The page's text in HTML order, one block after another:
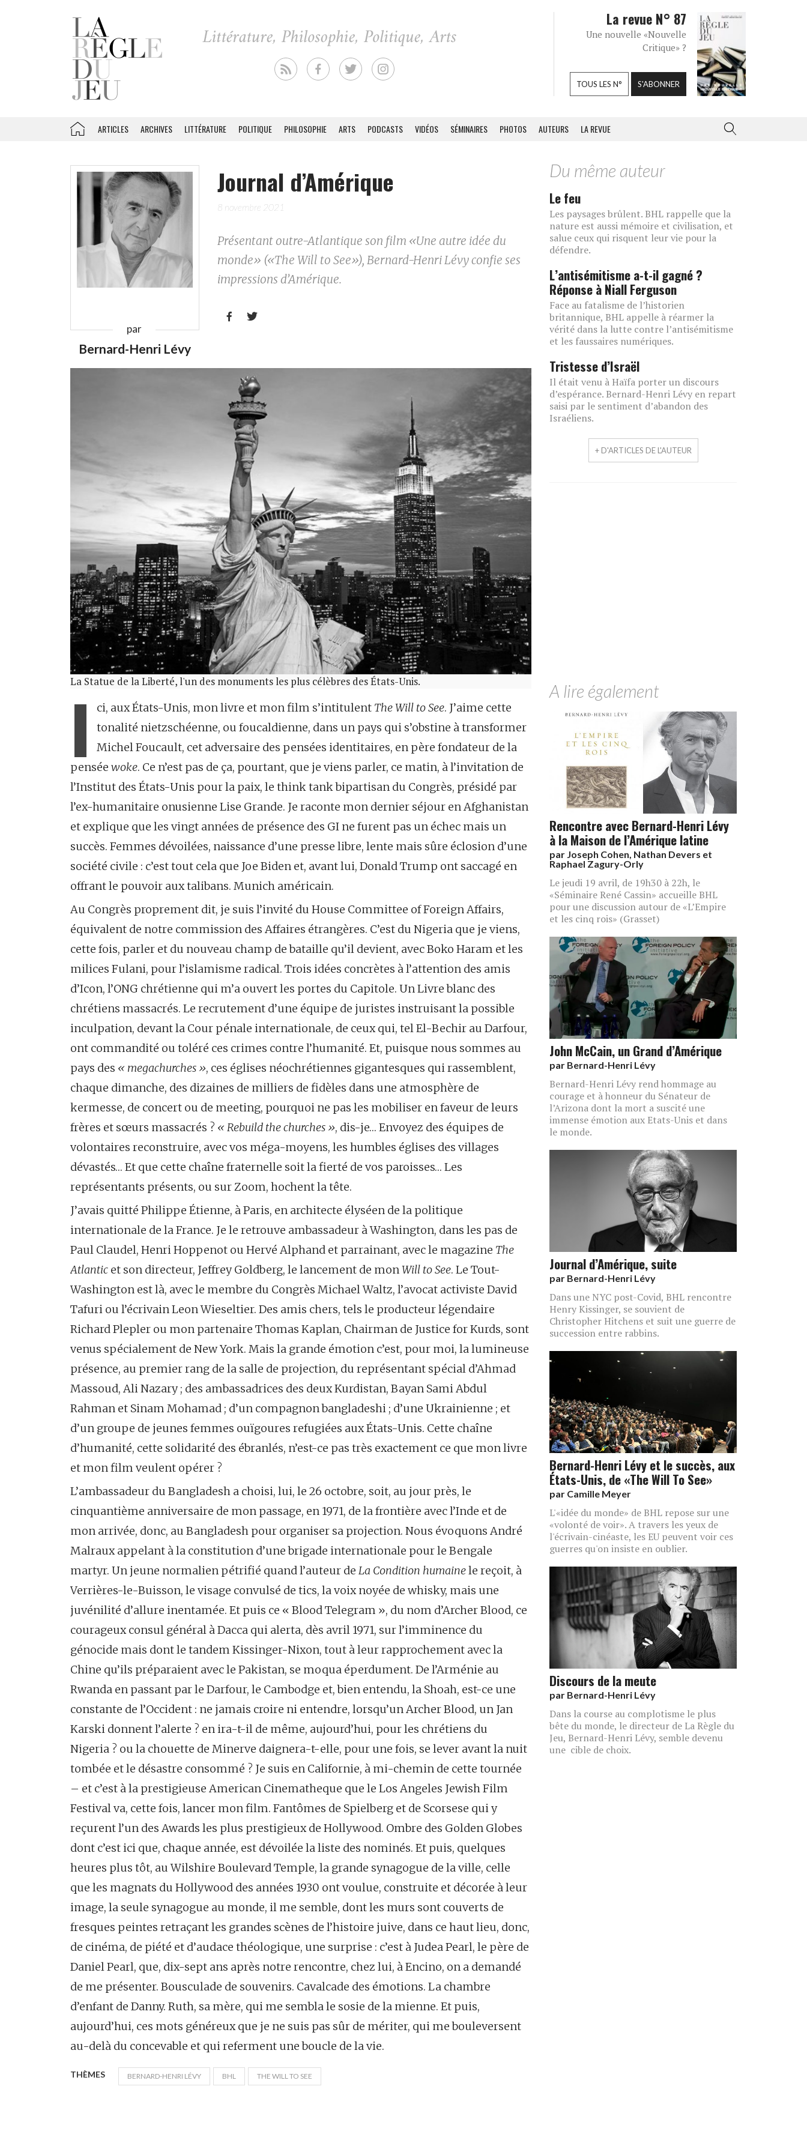
La revue N° 87
Une nouvelle «Nouvelle
Critique» ?
TOUS LES N° S'ABONNER
ARTICLES ARCHIVES LITTÉRATURE POLITIQUE PHILOSOPHIE ARTS PODCASTS VIDÉOS SÉMINAIRES PHOTOS AUTEURS LA REVUE
par
Bernard-Henri Lévy
Journal d’Amérique
8 novembre 2021
Présentant outre-Atlantique son film «Une autre idée du
monde» («The Will to See»), Bernard-Henri Lévy confie ses
impressions d’Amérique.
 
La Statue de la Liberté, l'un des monuments les plus célèbres des États-Unis.
I ci, aux États-Unis, mon livre et mon film s’intitulent The Will to See. J’aime cette
tonalité nietzschéenne, ou foucaldienne, dans un pays qui s’obstine à transformer
Michel Foucault, cet adversaire des pensées identitaires, en père fondateur de la
pensée woke. Ce n’est pas de ça, pourtant, que je viens parler, ce matin, à l’invitation de
l’Institut des États-Unis pour la paix, le think tank bipartisan du Congrès, présidé par
l’ex-humanitaire onusienne Lise Grande. Je raconte mon dernier séjour en Afghanistan
et explique que les vingt années de présence des GI ne furent pas un échec mais un
succès. Femmes dévoilées, naissance d’une presse libre, lente mais sûre éclosion d’une
société civile : c’est tout cela que Joe Biden et, avant lui, Donald Trump ont saccagé en
offrant le pouvoir aux talibans. Munich américain.
Au Congrès proprement dit, je suis l’invité du House Committee of Foreign Affairs,
équivalent de notre commission des Affaires étrangères. C’est du Nigeria que je viens,
cette fois, parler et du nouveau champ de bataille qu’il devient, avec Boko Haram et les
milices Fulani, pour l’islamisme radical. Trois idées concrètes à l’attention des amis
d’Icon, l’ONG chrétienne qui m’a ouvert les portes du Capitole. Un Livre blanc des
chrétiens massacrés. Le recrutement d’une équipe de juristes instruisant la possible
inculpation, devant la Cour pénale internationale, de ceux qui, tel El-Bechir au Darfour,
ont commandité ou toléré ces crimes contre l’humanité. Et, puisque nous sommes au
pays des « megachurches », ces églises néochrétiennes gigantesques qui rassemblent,
chaque dimanche, des dizaines de milliers de fidèles dans une atmosphère de
kermesse, de concert ou de meeting, pourquoi ne pas les mobiliser en faveur de leurs
frères et sœurs massacrés ? « Rebuild the churches », dis-je… Envoyez des équipes de
volontaires reconstruire, avec vos méga-moyens, les humbles églises des villages
dévastés… Et que cette chaîne fraternelle soit la fierté de vos paroisses… Les
représentants présents, ou sur Zoom, hochent la tête.
J’avais quitté Philippe Étienne, à Paris, en architecte élyséen de la politique
internationale de la France. Je le retrouve ambassadeur à Washington, dans les pas de
Paul Claudel, Henri Hoppenot ou Hervé Alphand et parrainant, avec le magazine The
Atlantic et son directeur, Jeffrey Goldberg, le lancement de monWill to See. Le Tout-
Washington est là, avec le membre du Congrès Michael Waltz, l’avocat activiste David
Tafuri ou l’écrivain Leon Wieseltier. Des amis chers, tels le producteur légendaire
Richard Plepler ou mon partenaire Thomas Kaplan, Chairman de Justice for Kurds, sont
venus spécialement de New York. Mais la grande émotion c’est, pour moi, la lumineuse
présence, au premier rang de la salle de projection, du représentant spécial d’Ahmad
Massoud, Ali Nazary ; des ambassadrices des deux Kurdistan, Bayan Sami Abdul
Rahman et Sinam Mohamad ; d’un compagnon bangladeshi ; d’une Ukrainienne ; et
d’un groupe de jeunes femmes ouïgoures refugiées aux États-Unis. Cette chaîne
d’humanité, cette solidarité des ébranlés, n’est-ce pas très exactement ce que mon livre
et mon film veulent opérer ?
L’ambassadeur du Bangladesh a choisi, lui, le 26 octobre, soit, au jour près, le
cinquantième anniversaire de mon passage, en 1971, de la frontière avec l’Inde et de
mon arrivée, donc, au Bangladesh pour organiser sa projection. Nous évoquons André
Malraux appelant à la constitution d’une brigade internationale pour le Bengale
martyr. Un jeune normalien pétrifié quand l’auteur de La Condition humainele reçoit, à
Verrières-le-Buisson, le visage convulsé de tics, la voix noyée de whisky, mais une
juvénilité d’allure inentamée. Et puis ce « Blood Telegram », du nom d’Archer Blood, ce
courageux consul général à Dacca qui alerta, dès avril 1971, sur l’imminence du
génocide mais dont le tandem Kissinger-Nixon, tout à leur rapprochement avec la
Chine qu’ils préparaient avec le Pakistan, se moqua éperdument. De l’Arménie au
Rwanda en passant par le Darfour, le Cambodge et, bien entendu, la Shoah, est-ce une
constante de l’Occident : ne jamais croire ni entendre, lorsqu’un Archer Blood, un Jan
Karski donnent l’alerte ? en ira-t-il de même, aujourd’hui, pour les chrétiens du
Nigeria ? ou la chouette de Minerve daignera-t-elle, pour une fois, se lever avant la nuit
tombée et le désastre consommé ? Je suis en Californie, à mi-chemin de cette tournée
– et c’est à la prestigieuse American Cinematheque que le Los Angeles Jewish Film
Festival va, cette fois, lancer mon film. Fantômes de Spielberg et de Scorsese qui y
reçurent l’un des Awards les plus prestigieux de Hollywood. Ombre des Golden Globes
dont c’est ici que, chaque année, est dévoilée la liste des nominés. Et puis, quelques
heures plus tôt, au Wilshire Boulevard Temple, la grande synagogue de la ville, celle
que les magnats du Hollywood des années 1930 ont voulue, construite et décorée à leur
image, la seule synagogue au monde, il me semble, dont les murs sont couverts de
fresques peintes retraçant les grandes scènes de l’histoire juive, dans ce haut lieu, donc,
de cinéma, de piété et d’audace théologique, une surprise : c’est à Judea Pearl, le père de
Daniel Pearl, que, dix-sept ans après notre rencontre, chez lui, à Encino, on a demandé
de me présenter. Bousculade de souvenirs. Cavalcade des émotions. La chambre
d’enfant de Danny. Ruth, sa mère, qui me sembla le sosie de la mienne. Et puis,
aujourd’hui, ces mots généreux que je ne suis pas sûr de mériter, qui me bouleversent
au-delà du concevable et qui referment une boucle de la vie.
THÈMES BERNARD-HENRI LÉVY BHL THE WILL TO SEE
Du même auteur
Le feu
Les paysages brûlent. BHL rappelle que la
nature est aussi mémoire et civilisation, et
salue ceux qui risquent leur vie pour la
défendre.
L’antisémitisme a-t-il gagné ?
Réponse à Niall Ferguson
Face au fatalisme de l’historien
britannique, BHL appelle à réarmer la
vérité dans la lutte contre l’antisémitisme
et les faussaires numériques.
Tristesse d’Israël
Il était venu à Haïfa porter un discours
d’espérance. Bernard-Henri Lévy en repart
saisi par le sentiment d’abandon des
Israéliens.
+ D'ARTICLES DE L'AUTEUR
A lire également
Rencontre avec Bernard-Henri Lévy
à la Maison de l’Amérique latine
par Joseph Cohen, Nathan Devers et
Raphael Zagury-Orly
Le jeudi 19 avril, de 19h30 à 22h, le
«Séminaire René Cassin» accueille BHL
pour une discussion autour de «L’Empire
et les cinq rois» (Grasset)
John McCain, un Grand d’Amérique
par Bernard-Henri Lévy
Bernard-Henri Lévy rend hommage au
courage et à honneur du Sénateur de
l’Arizona dont la mort a suscité une
immense émotion aux Etats-Unis et dans
le monde.
Journal d’Amérique, suite
par Bernard-Henri Lévy
Dans une NYC post-Covid, BHL rencontre
Henry Kissinger, se souvient de
Christopher Hitchens et suit une guerre de
succession entre rabbins.
Bernard-Henri Lévy et le succès, aux
États-Unis, de «The Will To See»
par Camille Meyer
L'«idée du monde» de BHL repose sur une
«volonté de voir». A travers les yeux de
l'écrivain-cinéaste, les EU peuvent voir ces
guerres qu'on insiste en oublier.
Discours de la meute
par Bernard-Henri Lévy
Dans la course au complotisme le plus
bête du monde, le directeur de La Règle du
Jeu, Bernard-Henri Lévy, semble devenu
une cible de choix.